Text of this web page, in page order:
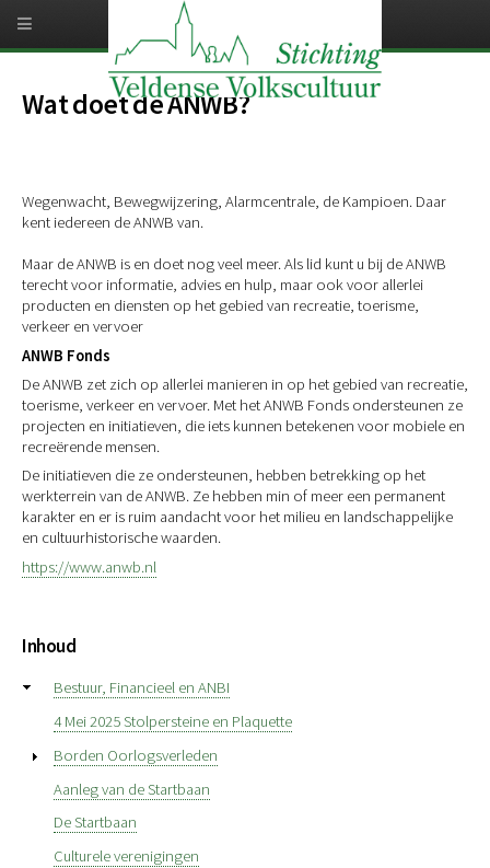
naar
inhoud
gaanWat doet de ANWB?
Wegenwacht, Bewegwijzering, Alarmcentrale, de Kampioen. Daar
kent iedereen de ANWB van.
Maar de ANWB is en doet nog veel meer. Als lid kunt u bij de ANWB
terecht voor informatie, advies en hulp, maar ook voor allerlei
producten en diensten op het gebied van recreatie, toerisme,
verkeer en vervoer
ANWB Fonds
De ANWB zet zich op allerlei manieren in op het gebied van recreatie,
toerisme, verkeer en vervoer. Met het ANWB Fonds ondersteunen ze
projecten en initiatieven, die iets kunnen betekenen voor mobiele en
recreërende mensen.
De initiatieven die ze ondersteunen, hebben betrekking op het
werkterrein van de ANWB. Ze hebben min of meer een permanent
karakter en er is ruim aandacht voor het milieu en landschappelijke
en cultuurhistorische waarden.
https://www.anwb.nl
Inhoud
Bestuur, Financieel en ANBI
4 Mei 2025 Stolpersteine en Plaquette
Borden Oorlogsverleden
Aanleg van de Startbaan
De Startbaan
Culturele verenigingen